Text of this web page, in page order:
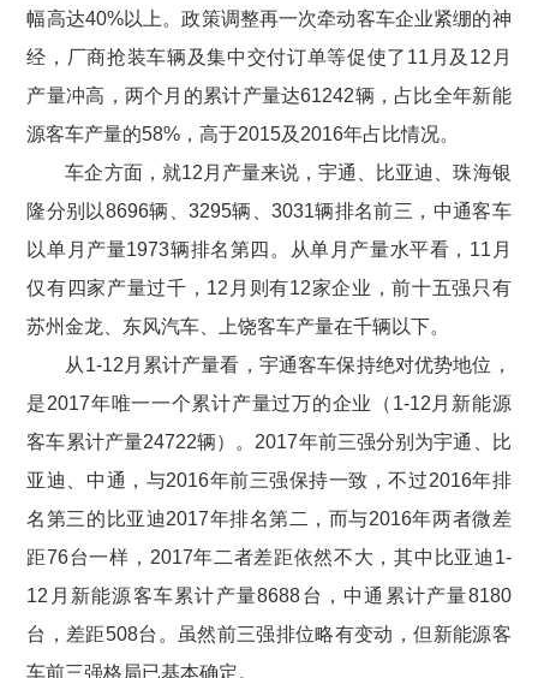
幅高达40%以上。政策调整再一次牵动客车企业紧绷的神
经，厂商抢装车辆及集中交付订单等促使了11月及12月
产量冲高，两个月的累计产量达61242辆，占比全年新能
源客车产量的58%，高于2015及2016年占比情况。
车企方面，就12月产量来说，宇通、比亚迪、珠海银
隆分别以8696辆、3295辆、3031辆排名前三，中通客车
以单月产量1973辆排名第四。从单月产量水平看，11月
仅有四家产量过千，12月则有12家企业，前十五强只有
苏州金龙、东风汽车、上饶客车产量在千辆以下。
从1-12月累计产量看，宇通客车保持绝对优势地位，
是2017年唯一一个累计产量过万的企业（1-12月新能源
客车累计产量24722辆）。2017年前三强分别为宇通、比
亚迪、中通，与2016年前三强保持一致，不过2016年排
名第三的比亚迪2017年排名第二，而与2016年两者微差
距76台一样，2017年二者差距依然不大，其中比亚迪1-
12月新能源客车累计产量8688台，中通累计产量8180
台，差距508台。虽然前三强排位略有变动，但新能源客
车前三强格局已基本确定。